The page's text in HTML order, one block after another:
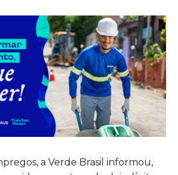
a Verde Brasil informou,